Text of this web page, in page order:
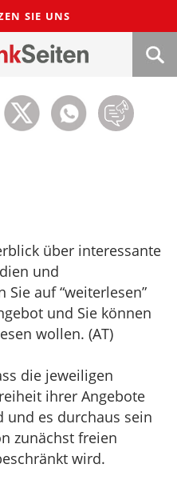
SIE UNS
über interessante
und
auf “weiterlesen”
und Sie können
wollen. (AT)
die jeweiligen
ihrer Angebote
es durchaus sein
zunächst freien
wird.